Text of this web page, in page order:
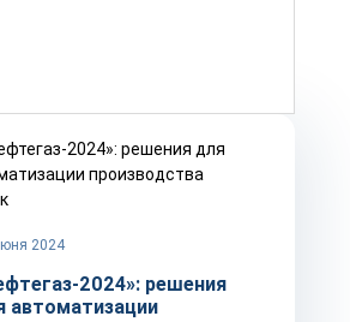
2024
2024»: решения
автоматизации